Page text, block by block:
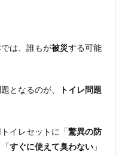
は、誰もが被災する可能
となるのが、
トイレ問題
イレセットに「驚異の防
すぐに使えて臭わない 」